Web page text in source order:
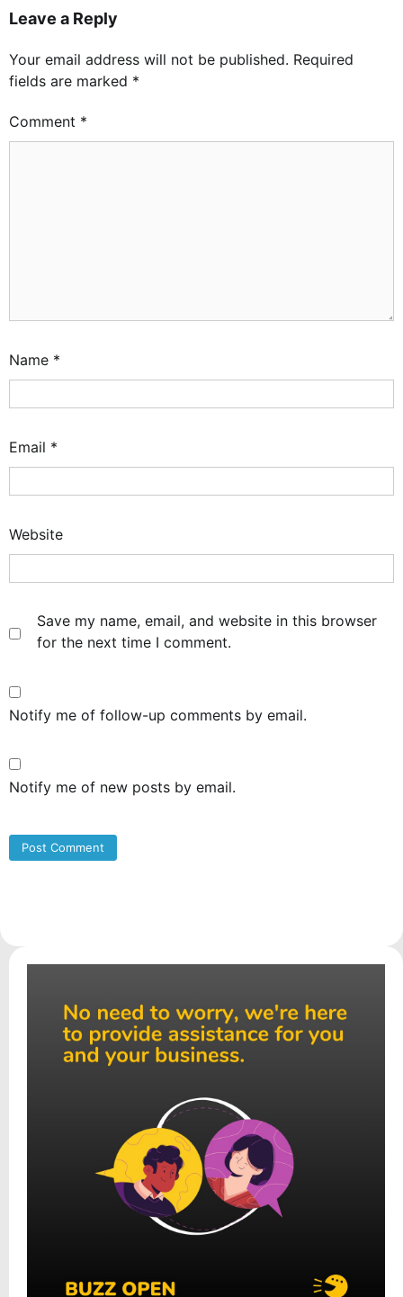
Leave a Reply
Your email address will not be published. Required
fields are marked *
Comment *
Name *
Email *
Website
Save my name, email, and website in this browser
for the next time I comment.
Notify me of follow-up comments by email.
Notify me of new posts by email.